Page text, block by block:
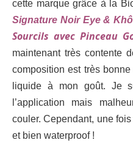
cette marque grâce à la
Signature Noir Eye &
Sourcils avec Pinceau
maintenant très contente
composition est très
liquide à mon goût. Je
l’application mais
couler. Cependant, une
et bien waterproof !